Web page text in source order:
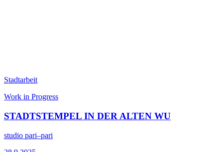
Stadtarbeit
Work in Progress
STADTSTEMPEL IN DER ALTEN WU
studio pari–pari